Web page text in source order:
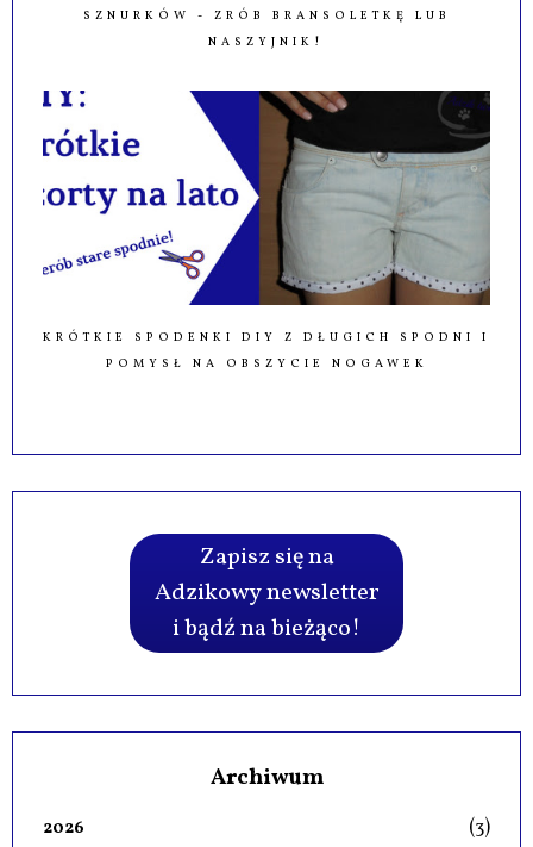
SZNURKÓW - ZRÓB BRANSOLETKĘ LUB
NASZYJNIK!
KRÓTKIE SPODENKI DIY Z DŁUGICH SPODNI I
POMYSŁ NA OBSZYCIE NOGAWEK
Zapisz się na
Adzikowy newsletter
i bądź na bieżąco!
Archiwum
2026 (3)